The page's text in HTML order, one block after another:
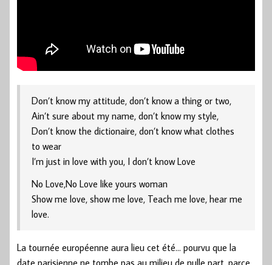
Don’t know my attitude, don’t know a thing or two,
Ain’t sure about my name, don’t know my style,
Don’t know the dictionaire, don’t know what clothes
to wear
I’m just in love with you, I don’t know Love
No Love,No Love like yours woman
Show me love, show me love, Teach me love, hear me
love.
La tournée européenne aura lieu cet été… pourvu que la
date parisienne ne tombe pas au milieu de nulle part, parce